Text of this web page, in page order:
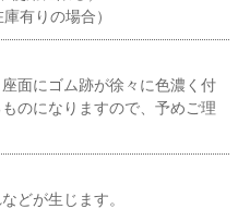
有りの場合）
面にゴム跡が徐々に色濃く付
のになりますので、予めご理
どが生じます。